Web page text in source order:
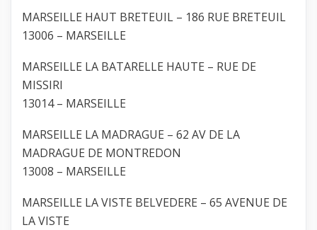
MARSEILLE HAUT BRETEUIL – 186 RUE BRETEUIL
13006 – MARSEILLE
MARSEILLE LA BATARELLE HAUTE – RUE DE
MISSIRI
13014 – MARSEILLE
MARSEILLE LA MADRAGUE – 62 AV DE LA
MADRAGUE DE MONTREDON
13008 – MARSEILLE
MARSEILLE LA VISTE BELVEDERE – 65 AVENUE DE
LA VISTE